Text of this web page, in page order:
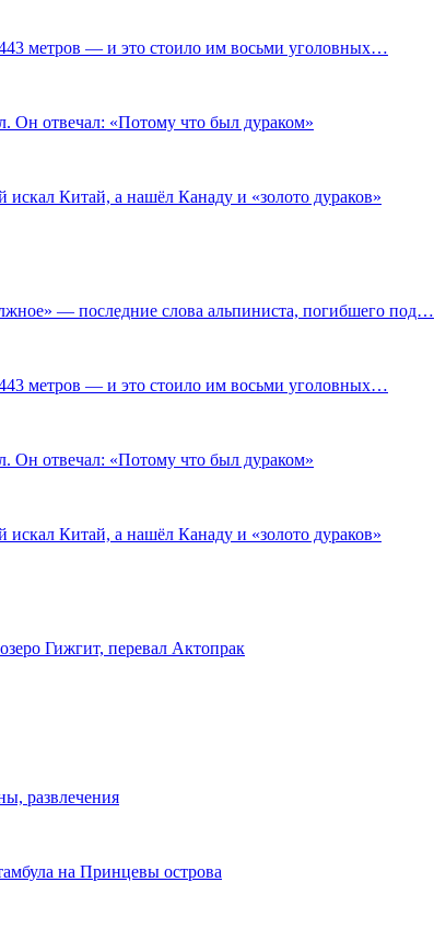
метров — и это стоило им восьми уголовных…
Он отвечал: «Потому что был дураком»
искал Китай, а нашёл Канаду и «золото дураков»
— последние слова альпиниста, погибшего под…
метров — и это стоило им восьми уголовных…
Он отвечал: «Потому что был дураком»
искал Китай, а нашёл Канаду и «золото дураков»
Гижгит, перевал Актопрак
развлечения
на Принцевы острова